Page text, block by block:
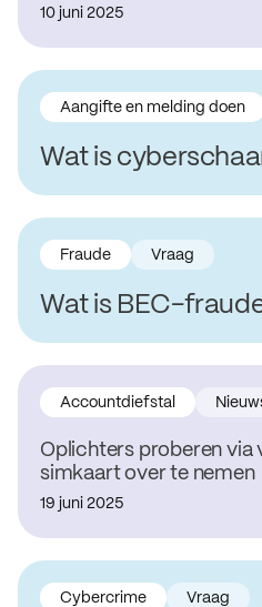
10 juni 2025
Wat is
Aangifte en melding doen
Wat is BEC-
Fraude Vraag
Oplichters proberen via
simkaart over te nemen
Accountdiefstal
19 juni 2025
Cybercrime Vraag